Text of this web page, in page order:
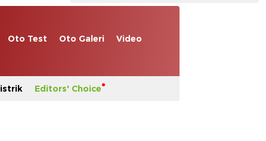
Oto Test Oto Galeri Video
Editors' Choice